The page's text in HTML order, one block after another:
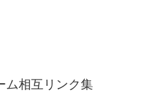
ム相互リンク集